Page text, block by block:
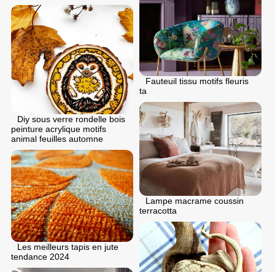
Fauteuil tissu motifs fleuris
ta
Diy sous verre rondelle bois
peinture acrylique motifs
animal feuilles automne
Lampe macrame coussin
terracotta
Les meilleurs tapis en jute
tendance 2024